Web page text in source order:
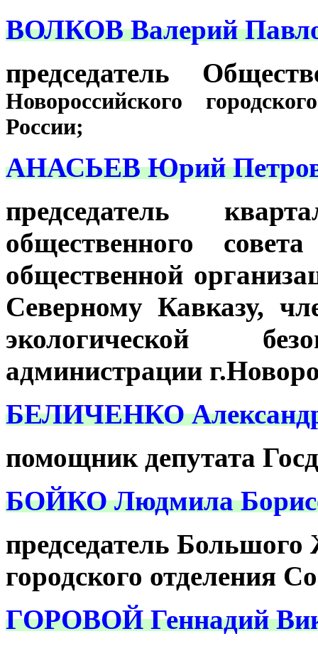
ВОЛКОВ Валерий
председатель
Новороссийского
России;
АНАСЬЕВ Юрий
председатель
общественного
общественной
Северному Кавказу,
экологической
администрации
БЕЛИЧЕНКО Александр
помощник депутата
БОЙКО Людмила
председатель
городского отделения
ГОРОВОЙ Геннадий